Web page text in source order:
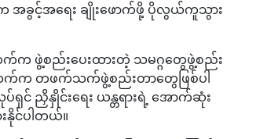
င့်အရေး ချိုးဖောက်ဖို့ ပိုလွယ်ကူသွား
က ဖွဲ့စည်းပေးထားတဲ့ သမဂ္ဂတွေဖွဲ့စည်း
က်က တဖက်သက်ဖွဲ့စည်းတာတွေဖြစ်ပါ
င် ညှိနှိုင်းရေး ယန္တရားရဲ့ အောက်ဆုံး
င်ပါတယ်။